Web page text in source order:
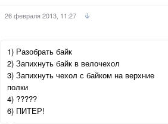
26 февраля 2013, 11:27
1) Разобрать байк
2) Запихнуть байк в велочехол
3) Запихнуть чехол с байком на верхние
полки
4) ?????
6) ПИТЕР!